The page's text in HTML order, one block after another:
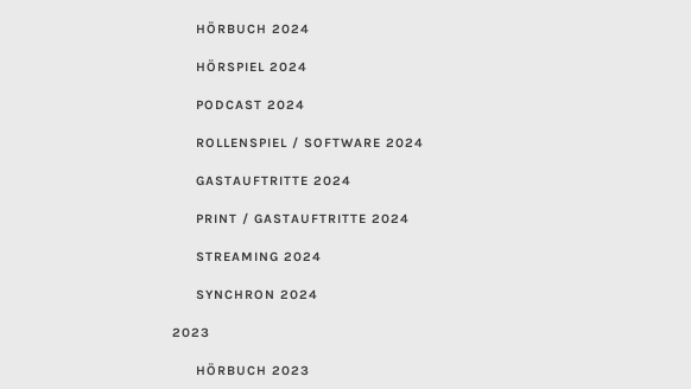
HÖRBUCH 2024
HÖRSPIEL 2024
PODCAST 2024
ROLLENSPIEL / SOFTWARE 2024
GASTAUFTRITTE 2024
PRINT / GASTAUFTRITTE 2024
STREAMING 2024
SYNCHRON 2024
2023
HÖRBUCH 2023